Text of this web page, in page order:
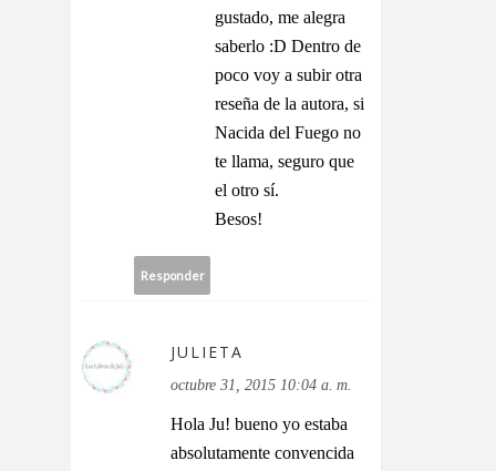
gustado, me alegra
saberlo :D Dentro de
poco voy a subir otra
reseña de la autora, si
Nacida del Fuego no
te llama, seguro que
el otro sí.
Besos!
Responder
JULIETA
octubre 31, 2015 10:04 a. m.
Hola Ju! bueno yo estaba
absolutamente convencida